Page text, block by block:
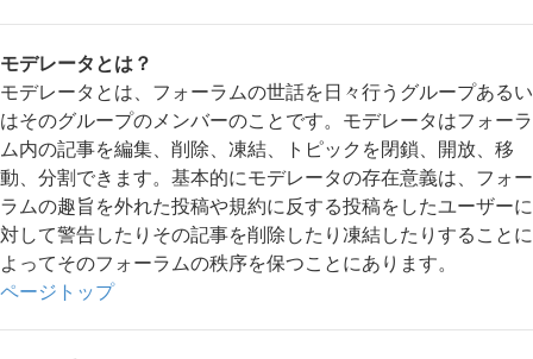
モデレータとは？
モデレータとは、フォーラムの世話を日々行うグループあるい
はそのグループのメンバーのことです。モデレータはフォーラ
ム内の記事を編集、削除、凍結、トピックを閉鎖、開放、移
動、分割できます。基本的にモデレータの存在意義は、フォー
ラムの趣旨を外れた投稿や規約に反する投稿をしたユーザーに
対して警告したりその記事を削除したり凍結したりすることに
よってそのフォーラムの秩序を保つことにあります。
ページトップ